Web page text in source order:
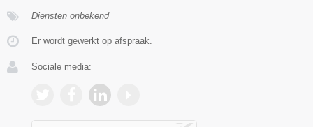
Diensten onbekend
Er wordt gewerkt op afspraak.
Sociale media: